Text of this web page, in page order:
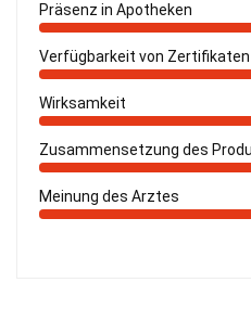
Präsenz in Apotheken
Verfügbarkeit von Zertifikaten
Wirksamkeit
Zusammensetzung des
Meinung des Arztes